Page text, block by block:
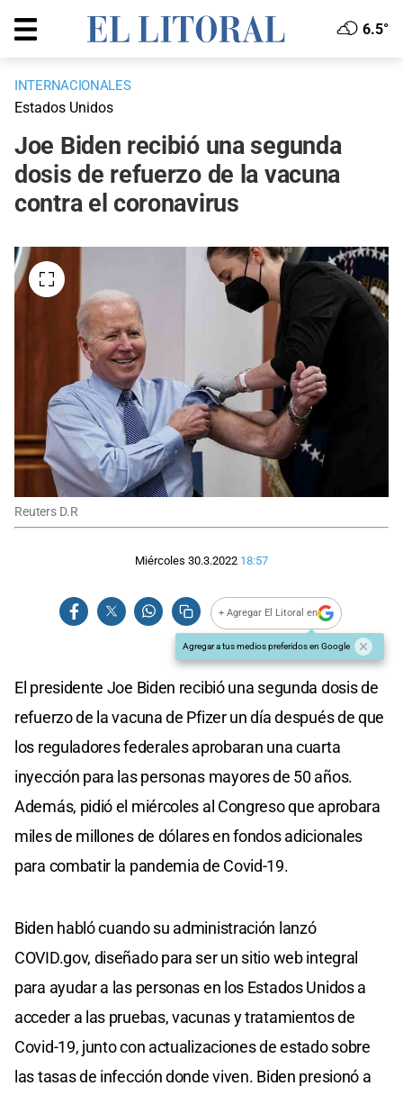
6.5°
INTERNACIONALES
Estados Unidos
Joe Biden recibió una segunda
dosis de refuerzo de la vacuna
contra el coronavirus
Reuters D.R
Miércoles 30.3.2022 18:57
+ Agregar El Litoral en
Agregar a tus medios preferidos en Google
El presidente Joe Biden recibió una segunda dosis de
refuerzo de la vacuna de Pfizer un día después de que
los reguladores federales aprobaran una cuarta
inyección para las personas mayores de 50 años.
Además, pidió el miércoles al Congreso que aprobara
miles de millones de dólares en fondos adicionales
para combatir la pandemia de Covid-19.
Biden habló cuando su administración lanzó
COVID.gov, diseñado para ser un sitio web integral
para ayudar a las personas en los Estados Unidos a
acceder a las pruebas, vacunas y tratamientos de
Covid-19, junto con actualizaciones de estado sobre
las tasas de infección donde viven. Biden presionó a